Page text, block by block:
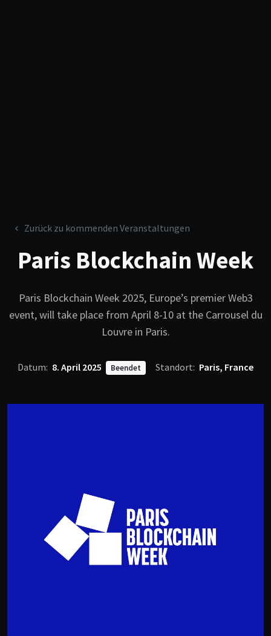
Zurück zu kommenden Veranstaltungen
Paris Blockchain Week
Paris Blockchain Week 2025, Europe’s premier Web3
event, will take place from April 8-10 at the Carrousel du
Louvre in Paris.
Datum: 8. April 2025 Beendet Standort: Paris, France